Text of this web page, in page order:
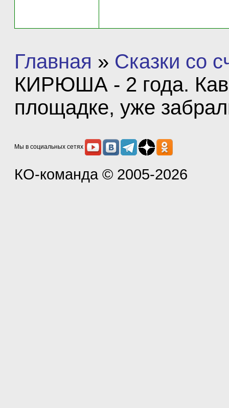
Главная » Сказки со
КИРЮША - 2 года.
площадке, уже
Мы в социальных сетях
КО-команда © 2005-2026